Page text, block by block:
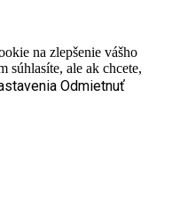
na zlepšenie vášho
súhlasíte, ale ak chcete,
Odmietnuť